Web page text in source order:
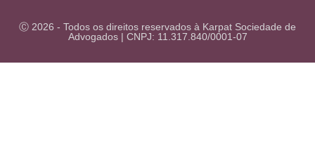
Ⓒ 2026 - Todos os direitos reservados à Karpat Sociedade de
Advogados | CNPJ: 11.317.840/0001-07